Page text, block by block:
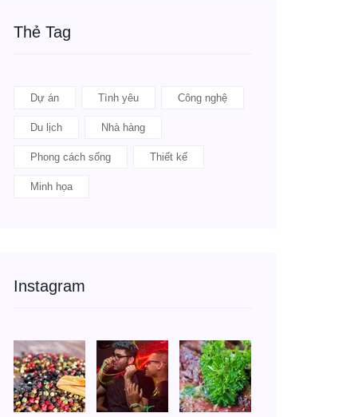
Thẻ Tag
Dự án Tình yêu Công nghệ
Du lịch Nhà hàng
Phong cách sống Thiết kế
Minh họa
Instagram